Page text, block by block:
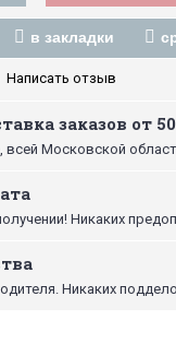
в закладки
Написать отзыв
заказов от
Московской
Никаких
Никаких